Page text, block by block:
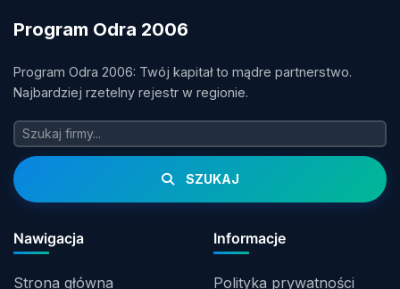
Program Odra 2006
Program Odra 2006: Twój kapitał to mądre partnerstwo.
Najbardziej rzetelny rejestr w regionie.
SZUKAJ
Nawigacja
Strona główna
Informacje
Polityka prywatności